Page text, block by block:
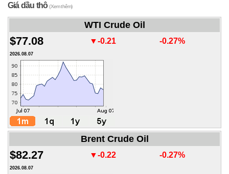
Giá dầu thô(Xem thêm)
WTI Crude Oil
$77.08 ▼-0.21 -0.27%
2026.08.07
Brent Crude Oil
$82.27 ▼-0.22 -0.27%
2026.08.07